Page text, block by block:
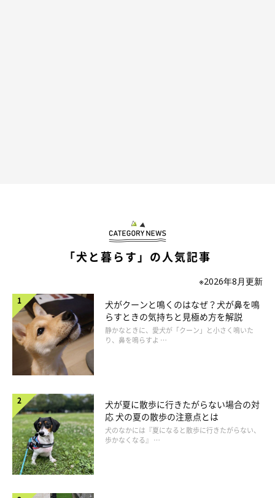
愛犬が安心して排泄できるよう、トイレを廊下などの見えにくい
場所や、ふだん過ごす場所から遠いところに設置していません
か？
たしかに、排泄は人気がない環境でできたほうが犬にとっては安
面倒になり、犬は排泄をがまんするようになってしまうことが。
このような環境だと、犬のストレスになるのはもちろん、膀胱炎
などの病気の原因にもなるので、トイレは愛犬が行きやすいとこ
ろにも置くようにしましょう。
「犬と暮らす」の人気記事
※2026年8月更新
犬がクーンと鳴くのはなぜ？犬が鼻を鳴
らすときの気持ちと見極め方を解説
静かなときに、愛犬が「クーン」と小さく鳴いた
り、鼻を鳴らすよ …
犬が夏に散歩に行きたがらない場合の対
応 犬の夏の散歩の注意点とは
犬のなかには『夏になると散歩に行きたがらない、
歩かなくなる』 …